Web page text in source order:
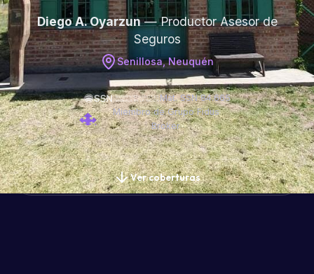
Diego A. Oyarzun— Productor Asesor de
Seguros
Senillosa, Neuquén
Mat. SSN 84.665
Miembro de Grupo Fidus
Broker
Ver coberturas